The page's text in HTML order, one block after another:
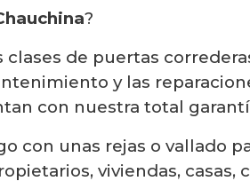
?
de puertas
y las
con nuestra total
con unas rejas o vallado
viviendas, casas,